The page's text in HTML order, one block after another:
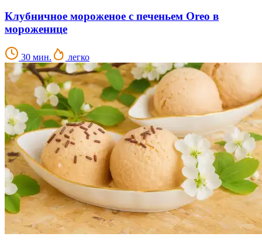
Клубничное мороженое с печеньем Oreo в
мороженице
30 мин. легко